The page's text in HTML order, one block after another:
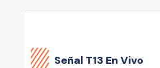
Señal T13 En Vivo